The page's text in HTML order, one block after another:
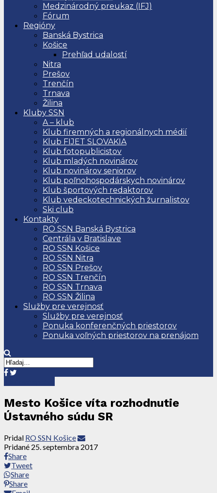
Medzinárodný preukaz (IFJ)
Fórum
Regióny
Banská Bystrica
Košice
Prehľad udalostí
Nitra
Prešov
Trenčín
Trnava
Žilina
Kluby SSN
A – klub
Klub firemných a regionálnych médií
Klub FIJET SLOVAKIA
Klub fotopublicistov
Klub mladých novinárov
Klub novinárov seniorov
Klub poľnohospodárskych novinárov
Klub športových redaktorov
Klub vedeckotechnických žurnalistov
Ski club
Kontakty
RO SSN Banská Bystrica
Centrála v Bratislave
RO SSN Košice
RO SSN Nitra
RO SSN Prešov
RO SSN Trenčín
RO SSN Trnava
RO SSN Žilina
Služby pre verejnosť
Služby pre verejnosť
Ponuka konferenčných priestorov
Ponuka voľných priestorov na prenájom
Mesto Košice víta rozhodnutie
Ústavného súdu SR
Pridal RO SSN Košice
Pridané 25. septembra 2017
Share
Tweet
Share
Share